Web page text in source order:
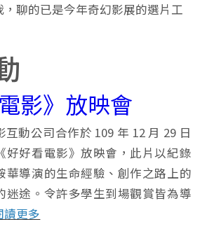
聊的已是今年奇幻影展的選片工
影》放映會
動公司合作於 109 年 12 月 29 日
好好看電影》放映會，此片以紀錄
華導演的生命經驗、創作之路上的
迷途。令許多學生到場觀賞皆為導
讀更多